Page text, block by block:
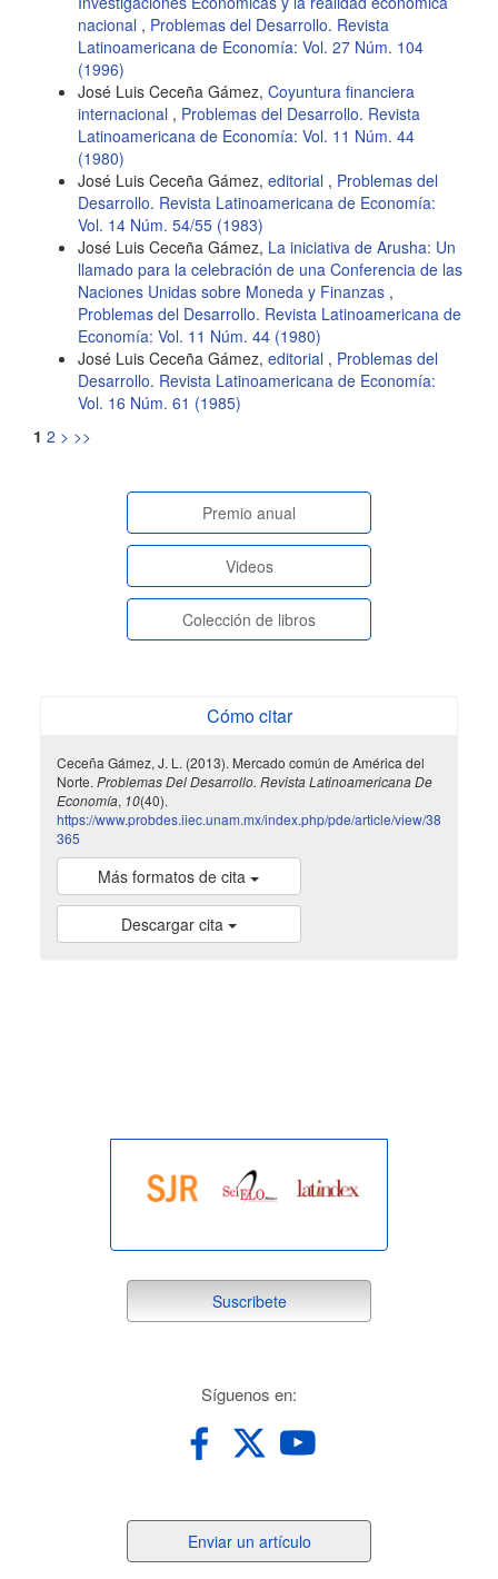
nacional , Problemas del Desarrollo. Revista
Latinoamericana de Economía: Vol. 27 Núm. 104
(1996)
José Luis Ceceña Gámez, Coyuntura financiera
internacional , Problemas del Desarrollo. Revista
Latinoamericana de Economía: Vol. 11 Núm. 44
(1980)
José Luis Ceceña Gámez, editorial , Problemas del
Desarrollo. Revista Latinoamericana de Economía:
Vol. 14 Núm. 54/55 (1983)
José Luis Ceceña Gámez, La iniciativa de Arusha: Un
llamado para la celebración de una Conferencia de las
Naciones Unidas sobre Moneda y Finanzas ,
Problemas del Desarrollo. Revista Latinoamericana de
Economía: Vol. 11 Núm. 44 (1980)
José Luis Ceceña Gámez, editorial , Problemas del
Desarrollo. Revista Latinoamericana de Economía:
Vol. 16 Núm. 61 (1985)
1 2 > >>
paginasespeciales
Premio anual
Videos
Colección de libros
Cómo citar
Ceceña Gámez, J. L. (2013). Mercado común de América del
Norte. Problemas Del Desarrollo. Revista Latinoamericana De
Economía, 10(40).
https://www.probdes.iiec.unam.mx/index.php/pde/article/view/38
365
Más formatos de cita
Descargar cita
suscribete
Suscribete
Síguenos en:
un
Enviar un artículo